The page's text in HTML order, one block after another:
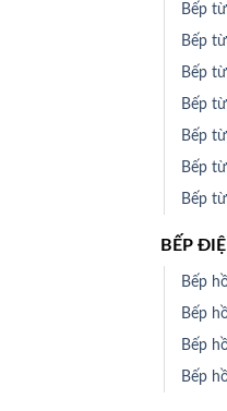
Bếp
Bếp
Bếp
Bếp
Bếp
Bếp
Bếp
BẾP
Bếp
Bếp
Bếp
Bếp